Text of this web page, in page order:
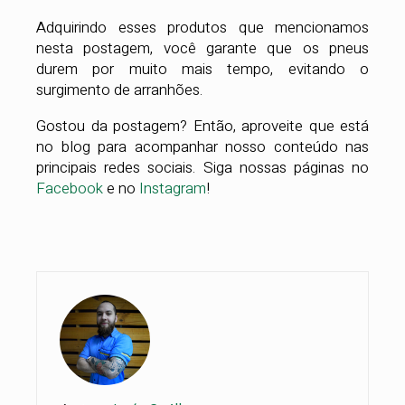
Adquirindo esses produtos que mencionamos
nesta postagem, você garante que os pneus
durem por muito mais tempo, evitando o
surgimento de arranhões.
Gostou da postagem? Então, aproveite que está
no blog para acompanhar nosso conteúdo nas
principais redes sociais. Siga nossas páginas no
Facebooke no Instagram!